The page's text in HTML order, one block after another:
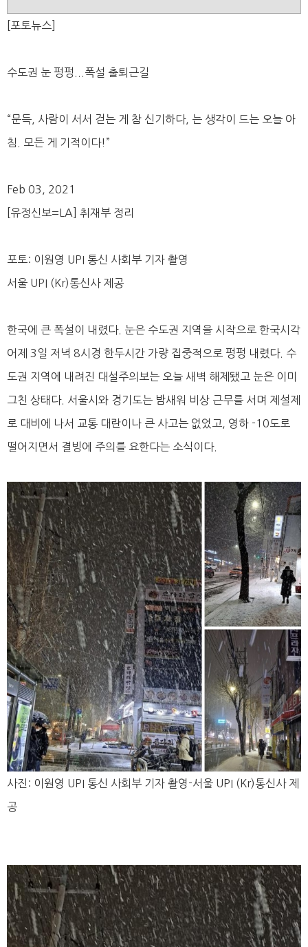
[포토뉴스]
수도권 눈 펑펑...폭설 출퇴근길
“문득, 사람이 서서 걷는 게 참 신기하다, 는 생각이 드는 오늘 아
침. 모든 게 기적이다!”
Feb 03, 2021
[유정신보=LA] 취재부 정리
포토: 이원영 UPI 통신 사회부 기자 촬영
서울 UPI (Kr)통신사 제공
한국에 큰 폭설이 내렸다. 눈은 수도권 지역을 시작으로 한국시각
어제 3일 저녁 8시경 한두시간 가량 집중적으로 펑펑 내렸다. 수
도권 지역에 내려진 대설주의보는 오늘 새벽 해제됐고 눈은 이미
그친 상태다. 서울시와 경기도는 밤새워 비상 근무를 서며 제설제
로 대비에 나서 교통 대란이나 큰 사고는 없었고, 영하 -10도로
떨어지면서 결빙에 주의를 요한다는 소식이다.
사진: 이원영 UPI 통신 사회부 기자 촬영-서울 UPI (Kr)통신사 제
공